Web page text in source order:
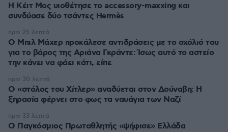
Η Κέιτ Μος υιοθέτησε τo accessory-maxxing και
συνδύασε δύο τσάντες Hermès
Ο Μπιλ Μάχερ προκάλεσε αντιδράσεις με το σχόλιό του
για το βάρος της Αριάνα Γκράντε: Ίσως αυτό το αστείο
την κάνει να φάει κάτι, είπε
πριν 25 λεπτά
Ο «στόλος του Χίτλερ» αναδύεται στον Δούναβη: Η
ξηρασία φέρνει στο φως τα ναυάγια των Ναζί
πριν 30 λεπτά
Ο Παγκόσμιος Πρωταθλητής «ψήφισε» Ελλάδα
πριν 33 λεπτά